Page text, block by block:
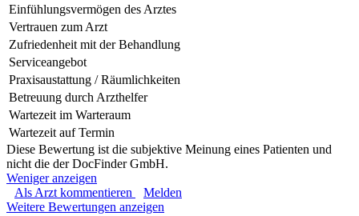
Einfühlungsvermögen des Arztes
Vertrauen zum Arzt
Zufriedenheit mit der Behandlung
Serviceangebot
Praxisaustattung / Räumlichkeiten
Betreuung durch Arzthelfer
Wartezeit im Warteraum
Wartezeit auf Termin
Diese Bewertung ist die subjektive Meinung eines Patienten und
nicht die der DocFinder GmbH.
Weniger anzeigen
Als Arzt kommentieren
Melden
Weitere Bewertungen anzeigen